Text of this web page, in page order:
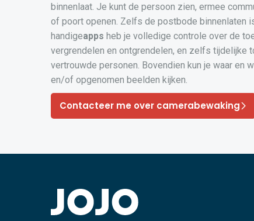
binnenlaat. Je kunt de persoon zien, ermee
of poort openen. Zelfs de postbode binnenlaten
handigeapps heb je volledige controle over de
vergrendelen en ontgrendelen, en zelfs tijdelijke
vertrouwde personen. Bovendien kun je waar en
en/of opgenomen beelden kijken.
Contacteer me over camerabewaking